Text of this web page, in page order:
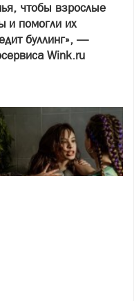
чтобы взрослые
и помогли их
буллинг», —
Wink.ru